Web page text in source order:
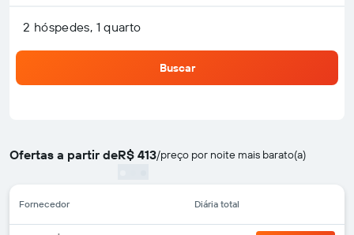
2 hóspedes, 1 quarto
Buscar
Ofertas a partir deR$ 413/preço por noite mais barato(a)
Fornecedor Diária total